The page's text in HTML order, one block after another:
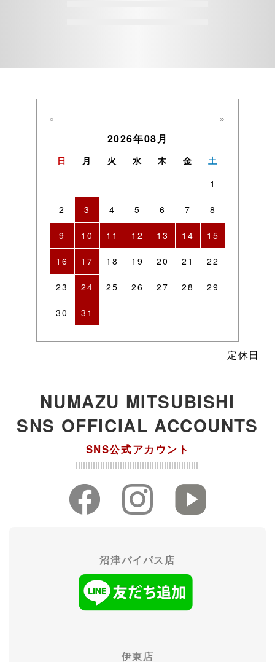
« »
2026年08月
日 月 火 水 木 金
土
1
2 3 4 5 6 7 8
9 10 11 12 13 14 15
16 17 18 19 20 21 22
23 24 25 26 27 28 29
30 31
定休日
NUMAZU MITSUBISHI
SNS OFFICIAL ACCOUNTS
SNS公式アカウント
沼津バイパス店
伊東店